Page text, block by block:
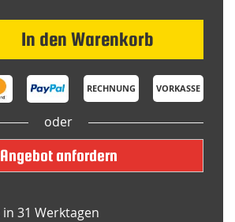
In den Warenkorb
RECHNUNG VORKASSE
oder
Angebot anfordern
in 31 Werktagen